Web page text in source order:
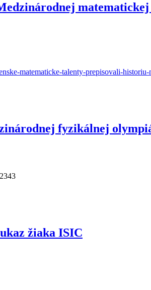
matematicke-talenty-prepisovali-
fyzikálnej
žiaka ISIC